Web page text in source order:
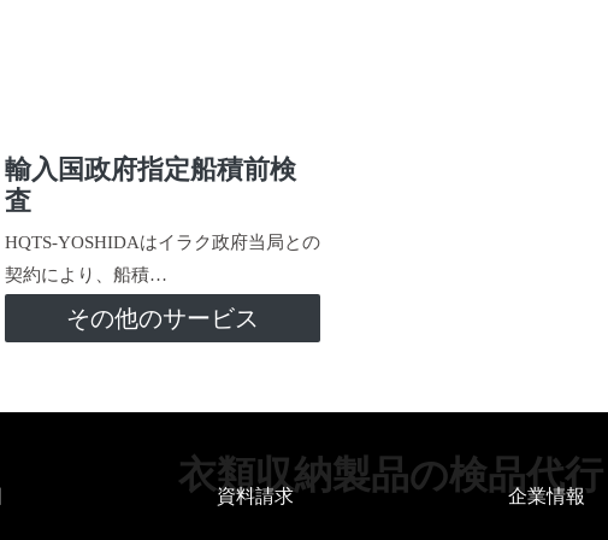
輸入国政府指定船積前検
査
HQTS-YOSHIDAはイラク政府当局との
契約により、船積…
その他のサービス
衣類収納製品の検品代行
資料請求 企業情報